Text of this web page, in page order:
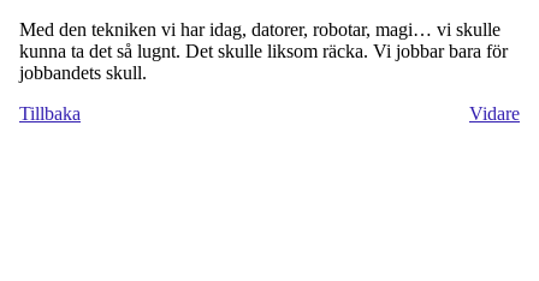
Med den tekniken vi har idag, datorer, robotar, magi… vi skulle
kunna ta det så lugnt. Det skulle liksom räcka. Vi jobbar bara för
jobbandets skull.
Tillbaka
Vidare